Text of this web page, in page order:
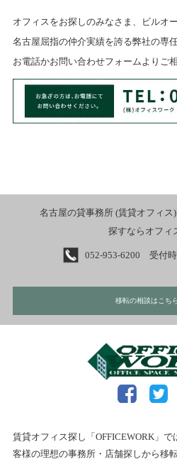
オフィスをお探しのみなさま、ビルオ
名古屋屈指の仲介実績を誇る弊社の専
お電話かお問い合わせフォームよりご
名古屋の貸事務所 (賃貸オフィ
探すならオフィ
052-953-6200 受付
移転の相談はこち
賃貸オフィス探し「OFFICEWORK」
客様の理想の事務所・店舗探しから移